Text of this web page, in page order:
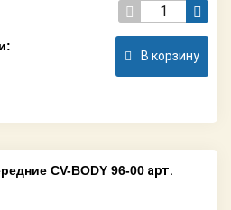
CV-BODY 96-00 арт.
В корзину